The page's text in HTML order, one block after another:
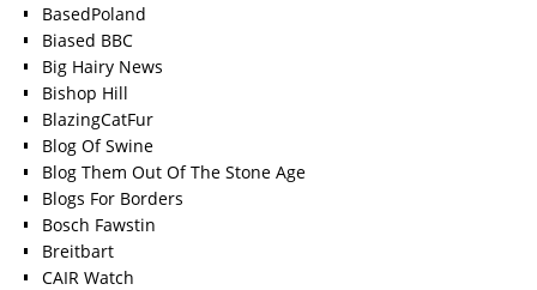
BasedPoland
Biased BBC
Big Hairy News
Bishop Hill
BlazingCatFur
Blog Of Swine
Blog Them Out Of The Stone Age
Blogs For Borders
Bosch Fawstin
Breitbart
CAIR Watch